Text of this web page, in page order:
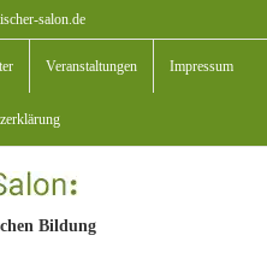
salon.de
Veranstaltungen Impressum
Bildung